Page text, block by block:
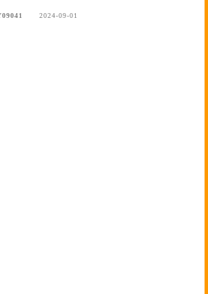
2024-09-01